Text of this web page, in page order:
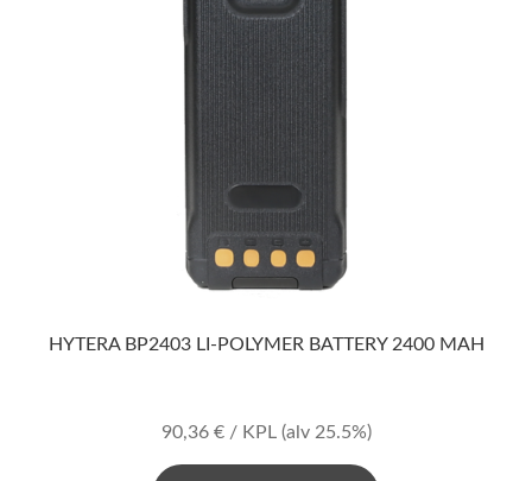
HYTERA BP2403 LI-POLYMER BATTERY 2400 MAH
90,36 €/ KPL (alv 25.5%)